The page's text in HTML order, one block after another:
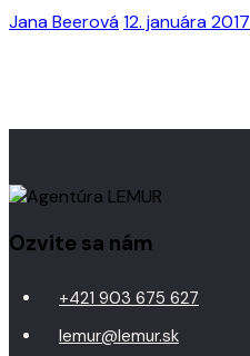
Jana Beerová12. januára 2017
Ozvite sa nám
+421 903 675 627
lemur@lemur.sk